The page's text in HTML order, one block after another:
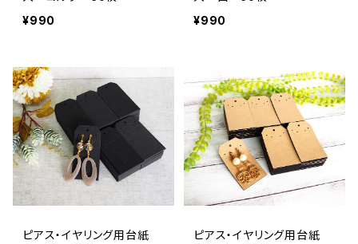
¥990
¥990
ピアス・イヤリング用台紙
ピアス・イヤリング用台紙